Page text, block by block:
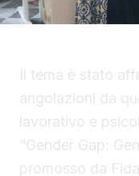
Il tema è stato
angolazioni da
lavorativo e
“Gender Gap:
promosso da